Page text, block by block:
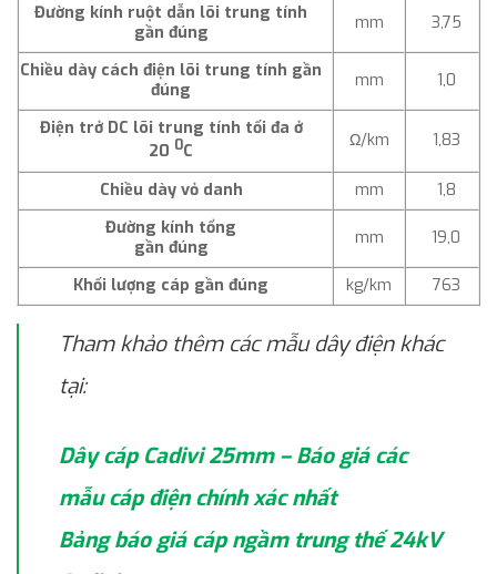
Đường kính ruột dẫn lõi trung tính
gần đúng
mm 3,75
Chiều dày cách điện lõi trung tính gần
đúng
mm 1,0
Điện trở DC lõi trung tính tối đa ở
20 0C
Ω/km 1,83
Chiều dày vỏ danh mm
1,8
Đường kính tổng
gần đúng
mm 19,0
Khối lượng cáp gần đúng kg/km 763
Tham khảo thêm các mẫu dây điện khác
tại:
Dây cáp Cadivi 25mm – Báo giá các
mẫu cáp điện chính xác nhất
Bảng báo giá cáp ngầm trung thế 24kV